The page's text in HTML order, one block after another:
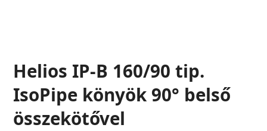
Helios IP-B 160/90 tip.
IsoPipe könyök 90° belső
összekötővel